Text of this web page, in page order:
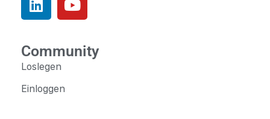
Community
Loslegen
Einloggen